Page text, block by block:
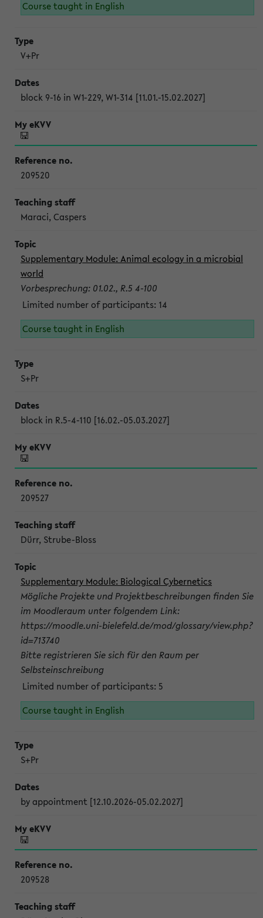
Course taught in English
V+Pr
block 9-16 in W1-229, W1-314 [11.01.-15.02.2027]
209520
Maraci, Caspers
Supplementary Module: Animal ecology in a microbial
world
Vorbesprechung: 01.02., R.5 4-100
Limited number of participants: 14
Course taught in English
S+Pr
block in R.5-4-110 [16.02.-05.03.2027]
209527
Dürr, Strube-Bloss
Supplementary Module: Biological Cybernetics
Mögliche Projekte und Projektbeschreibungen finden Sie
im Moodleraum unter folgendem Link:
https://moodle.uni-bielefeld.de/mod/glossary/view.php?
id=713740
Bitte registrieren Sie sich für den Raum per
Selbsteinschreibung
Limited number of participants: 5
Course taught in English
S+Pr
by appointment [12.10.2026-05.02.2027]
209528